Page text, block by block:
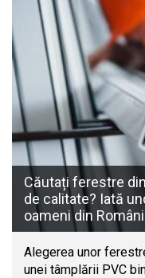
Căutați ferestre
de calitate? Iată
oameni din
Alegerea unor
unei tâmplării PVC